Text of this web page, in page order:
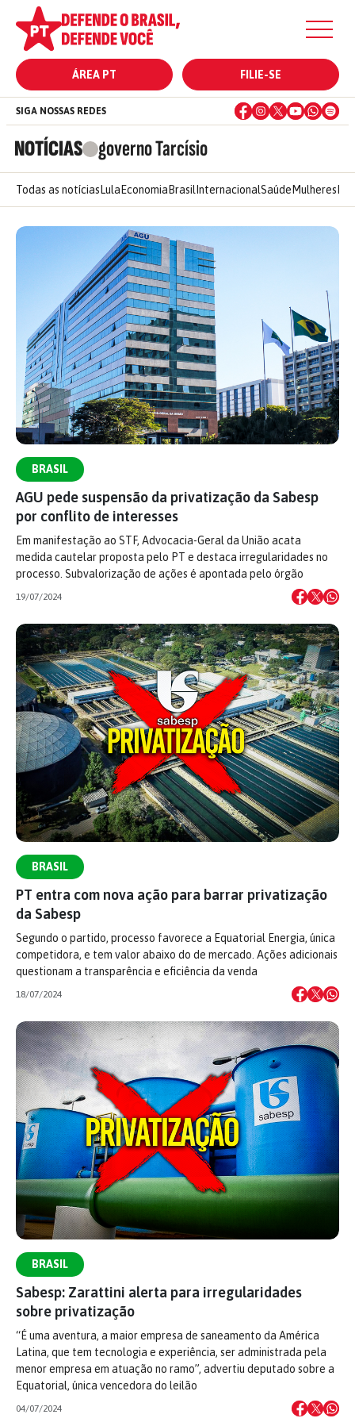
ÁREA PT FILIE-SE
NOTÍCIAS governo Tarcísio
SIGA NOSSAS REDES
Todas as notícias Lula Economia Brasil InternacionalSaúde Mulheres
BRASIL
AGU pede suspensão da privatização da Sabesp
por conflito de interesses
Em manifestação ao STF, Advocacia-Geral da União acata
medida cautelar proposta pelo PT e destaca irregularidades no
processo. Subvalorização de ações é apontada pelo órgão
19/07/2024
BRASIL
PT entra com nova ação para barrar privatização
da Sabesp
Segundo o partido, processo favorece a Equatorial Energia, única
competidora, e tem valor abaixo do de mercado. Ações adicionais
questionam a transparência e eficiência da venda
18/07/2024
BRASIL
Sabesp: Zarattini alerta para irregularidades
sobre privatização
“É uma aventura, a maior empresa de saneamento da América
Latina, que tem tecnologia e experiência, ser administrada pela
menor empresa em atuação no ramo”, advertiu deputado sobre a
Equatorial, única vencedora do leilão
04/07/2024